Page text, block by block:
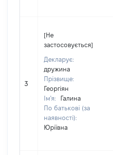
3
[Не
застосовується]
Декларує:
дружина
Прізвище:
Георгіян
Ім'я:
Галина
По батькові (за
наявності):
Юріївна